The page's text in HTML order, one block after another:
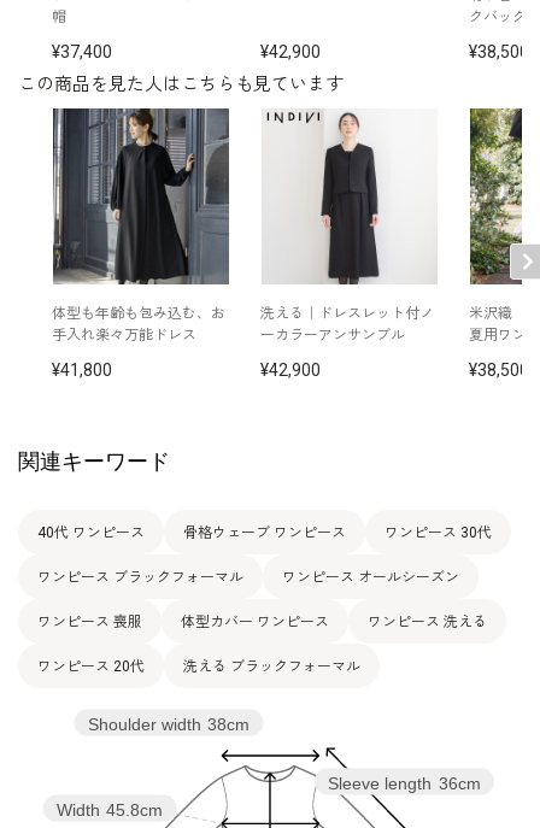
5619896-10
バッグ /5224183-00
※モデル：身長165cm 9号着用
この商品を見た人はこちらも見ています
体型も年齢も包み込む、お
手入れ楽々万能ドレス
41,800
洗える｜ドレスレット付ノ
ーカラーアンサンブル
42,900
米沢織「
夏用ワン
38,500
帽
37,400 42,900
クバッグ
38,500
関連キーワード
40代 ワンピース 骨格ウェーブ ワンピース ワンピース 30代
ワンピース ブラックフォーマル ワンピース オールシーズン
ワンピース 喪服 体型カバー ワンピース ワンピース 洗える
ワンピース 20代 洗える ブラックフォーマル
Sleeve length 36cm
Width 45.8cm
Shoulder width 38cm